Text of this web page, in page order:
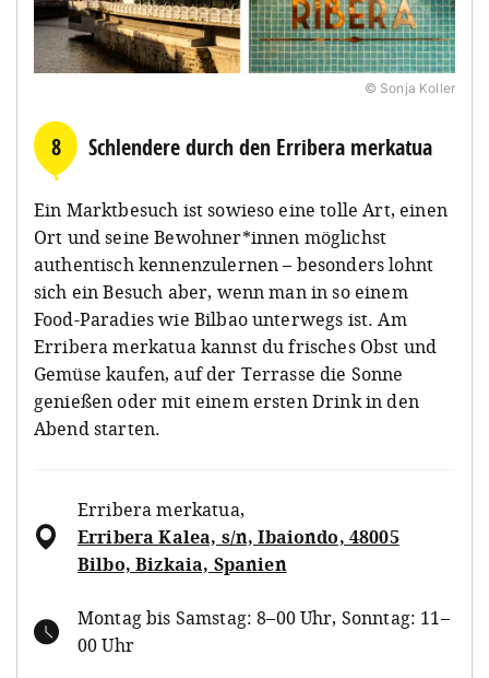
© Sonja Koller
8 Schlendere durch den Erribera merkatua
Ein Marktbesuch ist sowieso eine tolle Art, einen
Ort und seine Bewohner*innen möglichst
authentisch kennenzulernen – besonders lohnt
sich ein Besuch aber, wenn man in so einem
Food-Paradies wie Bilbao unterwegs ist. Am
Erribera merkatua kannst du frisches Obst und
Gemüse kaufen, auf der Terrasse die Sonne
genießen oder mit einem ersten Drink in den
Abend starten.
Erribera merkatua,
Erribera Kalea, s/n, Ibaiondo, 48005
Bilbo, Bizkaia, Spanien
Montag bis Samstag: 8–00 Uhr, Sonntag: 11–
00 Uhr